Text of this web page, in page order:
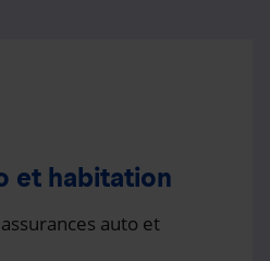
et habitation
auto et